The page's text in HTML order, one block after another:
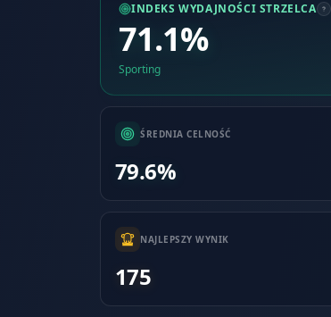
INDEKS WYDAJNOŚCI STRZELCA
71.1%
Sporting
ŚREDNIA CELNOŚĆ
79.6%
NAJLEPSZY WYNIK
175